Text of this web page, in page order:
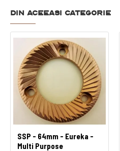
Din aceeasi categorie
SSP - 64mm - Eureka -
Multi Purpose